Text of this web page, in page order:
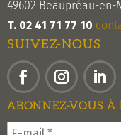
49602 Beaupréau-en-
T. 02 41 71 77 10
SUIVEZ-NOUS
FacebookInstagram
ABONNEZ-VOUS À